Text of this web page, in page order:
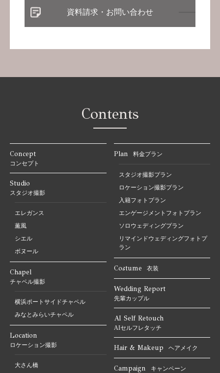
資料請求・お問い合わせ
Contents
Concept
コンセプト
Studio
スタジオ撮影
エレガンス
薫風
シエル
ボヌール
Chapel
チャペル撮影
横浜ポートサイドチャペル
みなとみらいチャペル
Location
ロケーション撮影
大さん橋
Plan 料金プラン
スタジオ撮影プラン
ロケーション撮影プラン
入籍フォトプラン
エンゲージメントフォトプラン
ソロウェディングプラン
リマインドウェディングフォトプ
ラン
Costume 衣装
Wedding Report
先輩カップル
AI Self Retouch
AIセルフレタッチ
Hair & Makeup ヘアメイク
Campaign キャンペーン